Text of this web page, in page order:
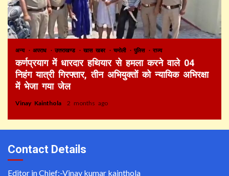
अन्य अपराध उत्तराखण्ड खास खबर चमोली पुलिस राज्य
कर्णप्रयाग में धारदार हथियार से हमला करने वाले 04
निहंग यात्री गिरफ्तार, तीन अभियुक्तों को न्यायिक अभिरक्षा
में भेजा गया जेल
Vinay Kainthola 2 months ago
Contact Details
Editor in Chief:-Vinay kumar kainthola